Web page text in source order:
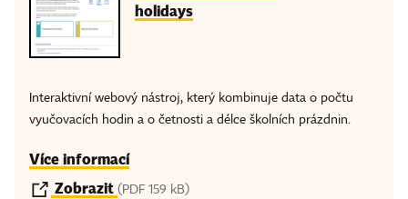
holidays
Interaktivní webový nástroj, který kombinuje data o počtu
vyučovacích hodin a o četnosti a délce školních prázdnin.
Více informací
Zobrazit (PDF 159 kB)